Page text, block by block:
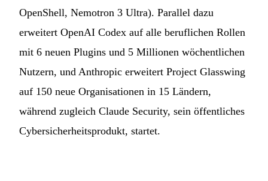
OpenShell, Nemotron 3 Ultra). Parallel dazu
erweitert OpenAI Codex auf alle beruflichen Rollen
mit 6 neuen Plugins und 5 Millionen wöchentlichen
Nutzern, und Anthropic erweitert Project Glasswing
auf 150 neue Organisationen in 15 Ländern,
während zugleich Claude Security, sein öffentliches
Cybersicherheitsprodukt, startet.